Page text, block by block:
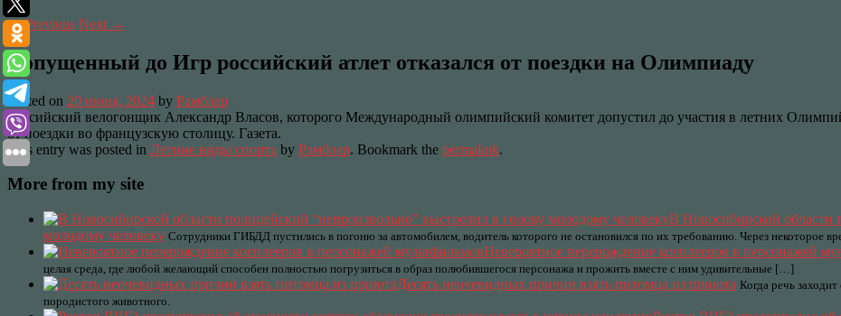
←Previous Next →
Допущенный до Игр российский атлет отказался от поездки на Олимпиаду
Posted on 20 июня, 2024 by Рамблер
Российский велогонщик Александр Власов, которого Международный олимпийский комитет допустил до участия в летних
от поездки во французскую столицу. Газета.
This entry was posted in Летние виды спорта by Рамблер. Bookmark the permalink.
More from my site
В Новосибирской области
молодому человеку Сотрудники ГИБДД пустились в погоню за автомобилем, водитель которого не остановился по их требованию. Через
Невероятное перерождение косплееров в персонажей
целая среда, где любой желающий способен полностью погрузиться в образ полюбившегося персонажа и прожить вместе с ним удивительные […]
Десять неочевидных причин взять питомца из приюта Когда речь
породистого животного.